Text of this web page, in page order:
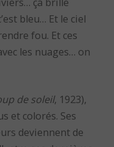
bleu… Et le ciel
fou. Et ces
les nuages… on
de soleil, 1923),
et colorés. Ses
deviennent de